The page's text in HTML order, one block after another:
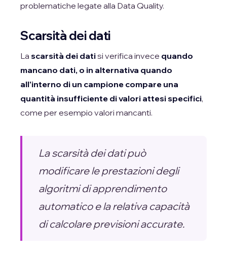
problematiche legate alla Data Quality.
Scarsità dei dati
La scarsità dei datisi verifica invece quando
mancano dati, o in alternativa quando
all'interno di un campione compare una
quantità insufficiente di valori attesi specifici,
come per esempio valori mancanti.
La scarsità dei dati può
modificare le prestazioni degli
algoritmi di apprendimento
automatico e la relativa capacità
di calcolare previsioni accurate.